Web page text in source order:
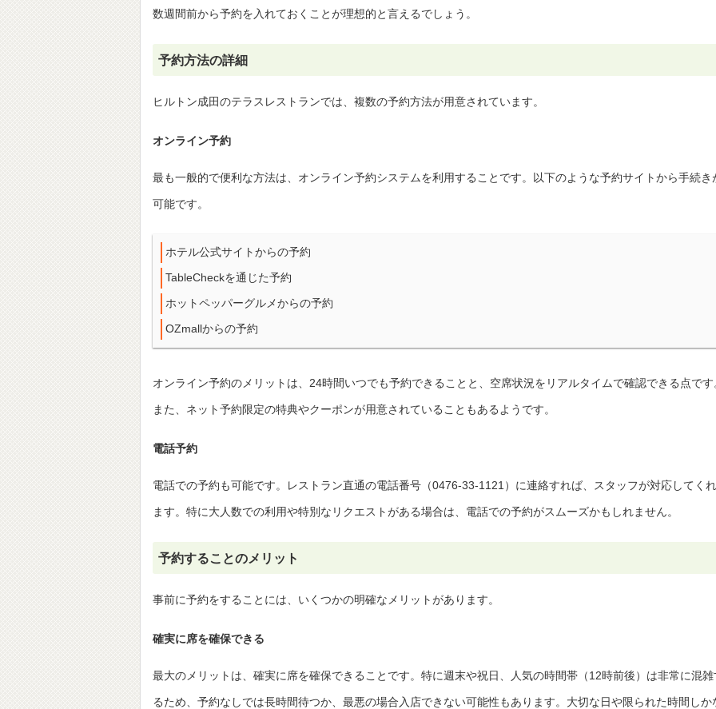
数週間前から予約を入れておくことが理想的と言えるでしょう。
予約方法の詳細
ヒルトン成田のテラスレストランでは、複数の予約方法が用意されています。
オンライン予約
最も一般的で便利な方法は、オンライン予約システムを利用することです。以下のような予約サイトから手続き
可能です。
ホテル公式サイトからの予約
TableCheckを通じた予約
ホットペッパーグルメからの予約
OZmallからの予約
オンライン予約のメリットは、24時間いつでも予約できることと、空席状況をリアルタイムで確認できる点です
また、ネット予約限定の特典やクーポンが用意されていることもあるようです。
電話予約
電話での予約も可能です。レストラン直通の電話番号（0476-33-1121）に連絡すれば、スタッフが対応してくれ
ます。特に大人数での利用や特別なリクエストがある場合は、電話での予約がスムーズかもしれません。
予約することのメリット
事前に予約をすることには、いくつかの明確なメリットがあります。
確実に席を確保できる
最大のメリットは、確実に席を確保できることです。特に週末や祝日、人気の時間帯（12時前後）は非常に混雑
るため、予約なしでは長時間待つか、最悪の場合入店できない可能性もあります。大切な日や限られた時間しか